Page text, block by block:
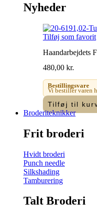
Nyheder
Tilføj som favorit
Haandarbejdets
480,00 kr.
Bestillingsvare
Vi bestiller varen
Tilføj til
Broderiteknikker
Frit broderi
Hvidt broderi
Punch needle
Silkshading
Tamburering
Talt Broderi